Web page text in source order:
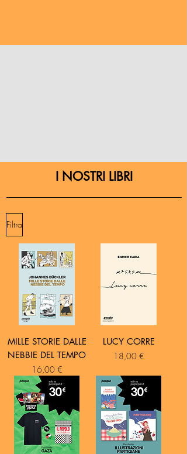
I NOSTRI LIBRI
Filtra
MILLE STORIE DALLE
NEBBIE DEL TEMPO
Prezzo
16,00 €
LUCY CORRE
Prezzo
18,00 €